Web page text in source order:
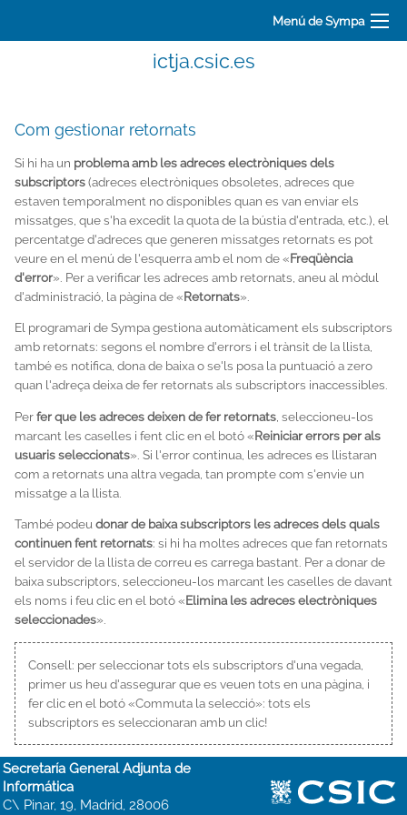
Menú de Sympa
ictja.csic.es
Com gestionar retornats
Si hi ha un problema amb les adreces electròniques dels
subscriptors(adreces electròniques obsoletes, adreces que
estaven temporalment no disponibles quan es van enviar els
missatges, que s'ha excedit la quota de la bústia d'entrada, etc.), el
percentatge d'adreces que generen missatges retornats es pot
veure en el menú de l'esquerra amb el nom de «Freqüència
d'error». Per a verificar les adreces amb retornats, aneu al mòdul
d'administració, la pàgina de «Retornats».
El programari de Sympa gestiona automàticament els subscriptors
amb retornats: segons el nombre d'errors i el trànsit de la llista,
també es notifica, dona de baixa o se'ls posa la puntuació a zero
quan l'adreça deixa de fer retornats als subscriptors inaccessibles.
Perfer que les adreces deixen de fer retornats , seleccioneu-los
marcant les caselles i fent clic en el botó «Reiniciar errors per als
usuaris seleccionats». Si l'error continua, les adreces es llistaran
com a retornats una altra vegada, tan prompte com s'envie un
missatge a la llista.
També podeudonar de baixa subscriptors les adreces dels quals
continuen fent retornats: si hi ha moltes adreces que fan retornats
el servidor de la llista de correu es carrega bastant. Per a donar de
baixa subscriptors, seleccioneu-los marcant les caselles de davant
els noms i feu clic en el botó «Elimina les adreces electròniques
seleccionades».
Consell: per seleccionar tots els subscriptors d'una vegada,
primer us heu d'assegurar que es veuen tots en una pàgina, i
fer clic en el botó «Commuta la selecció»: tots els
subscriptors es seleccionaran amb un clic!
Secretaría General Adjunta de
Informática
C\ Pinar, 19, Madrid, 28006